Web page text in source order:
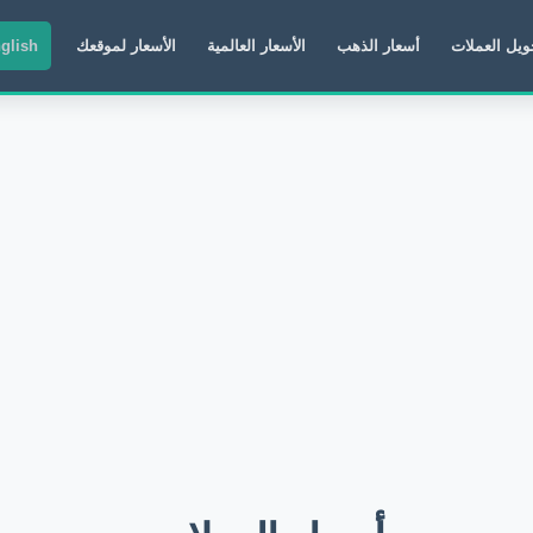
العملات أسعار الذهب الأسعار العالمية الأسعار لموقعك